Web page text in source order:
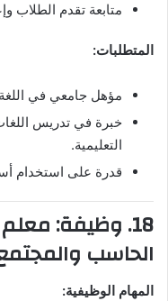
متابعة تقدم الطلاب
المتطلبات:
مؤهل جامعي في
خبرة في تدريس
التعليمية.
قدرة على استخدام
18. وظيفة:
الحاسب
المهام الوظيفية: